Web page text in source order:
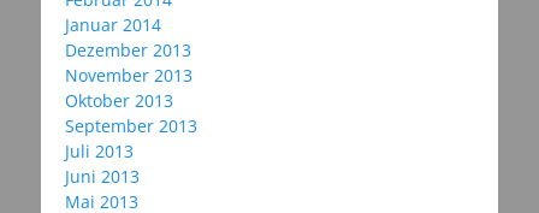
Januar 2014
Dezember 2013
November 2013
Oktober 2013
September 2013
Juli 2013
Juni 2013
Mai 2013